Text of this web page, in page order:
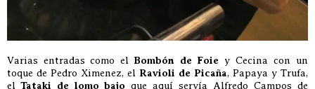
Varias entradas como el Bombón de Foie y Cecina con un
toque de Pedro Ximenez, el Ravioli de Picaña, Papaya y Trufa,
el Tataki de lomo bajo que aquí servía Alfredo Campos de